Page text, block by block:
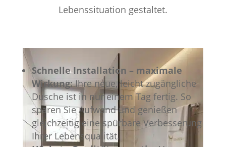
Lebenssituation gestaltet.
Schnelle Installation – maximale
Wirkung:Ihre neue, leicht zugängliche
Dusche ist in nur einem Tag fertig. So
sparen Sie Aufwand und genießen
gleichzeitig eine spürbare Verbesserung
Ihrer Lebensqualität.